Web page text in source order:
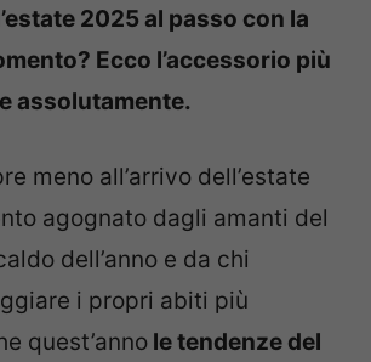
2025 al passo con la
Ecco l’accessorio più
assolutamente.
meno all’arrivo dell’estate
agognato dagli amanti del
dell’anno e da chi
i propri abiti più
quest’anno le tendenze del